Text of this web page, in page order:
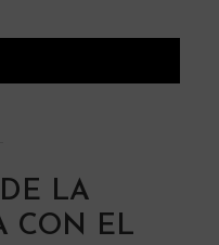
LA
CON EL